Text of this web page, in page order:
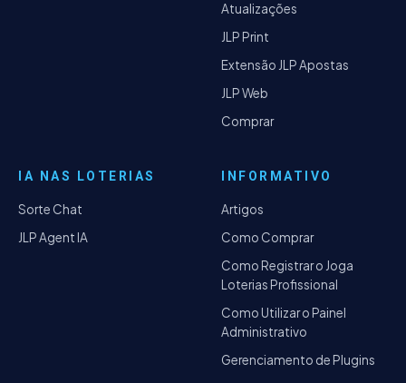
Atualizações
JLP Print
Extensão JLP Apostas
JLP Web
Comprar
IA NAS LOTERIAS
Sorte Chat
JLP Agent IA
INFORMATIVO
Artigos
Como Comprar
Como Registrar o Joga
Loterias Profissional
Como Utilizar o Painel
Administrativo
Gerenciamento de Plugins